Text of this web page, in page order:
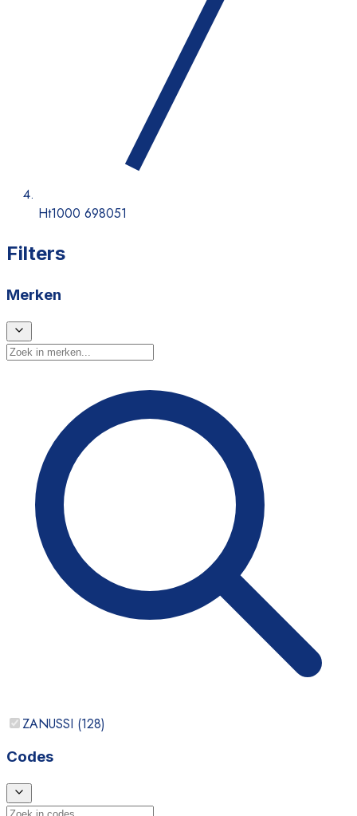
Ht1000 698051
Filters
Merken
ZANUSSI (128)
Codes